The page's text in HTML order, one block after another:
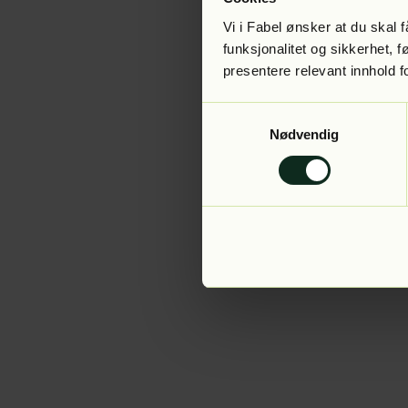
Vi i Fabel ønsker at du skal
funksjonalitet og sikkerhet,
presentere relevant innhold
Nødvendig
Application